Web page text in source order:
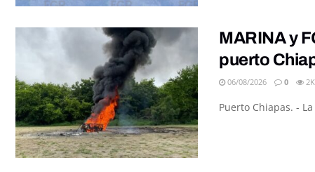
MARINA y
puerto
06/08/2026 0 2K
Puerto Chiapas. -